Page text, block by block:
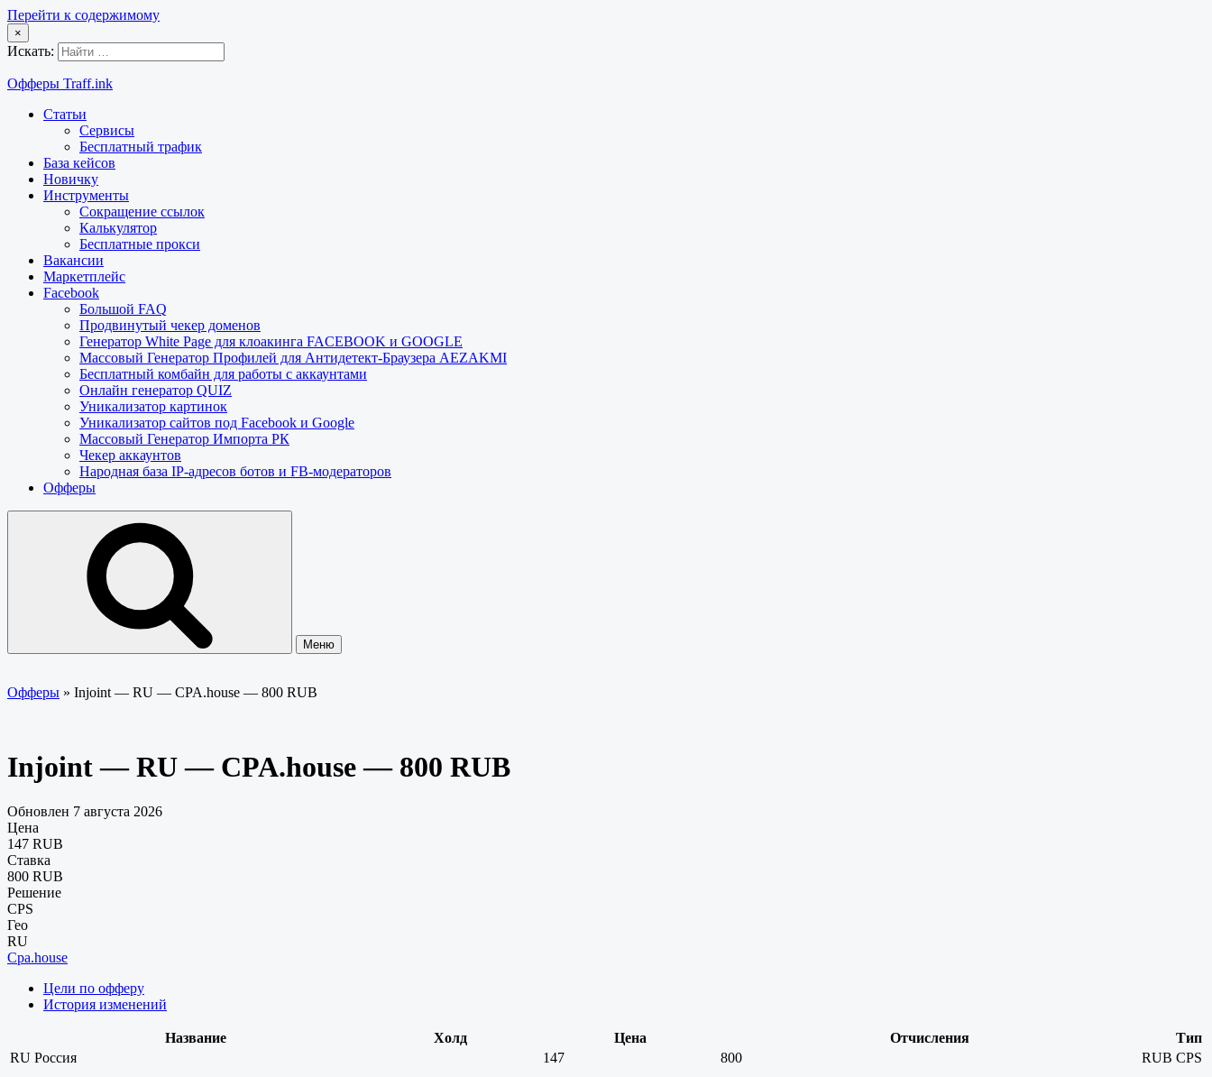
Перейти к содержимому
×
Искать:
Офферы Traff.ink
Статьи
Сервисы
Бесплатный трафик
База кейсов
Новичку
Инструменты
Сокращение ссылок
Калькулятор
Бесплатные прокси
Вакансии
Маркетплейс
Facebook
Большой FAQ
Продвинутый чекер доменов
Генератор White Page для клоакинга FACEBOOK и GOOGLE
Массовый Генератор Профилей для Антидетект-Браузера AEZAKMI
Бесплатный комбайн для работы с аккаунтами
Онлайн генератор QUIZ
Уникализатор картинок
Уникализатор сайтов под Facebook и Google
Массовый Генератор Импорта РК
Чекер аккаунтов
Народная база IP-адресов ботов и FB-модераторов
Офферы
Меню
Офферы » Injoint — RU — CPA.house — 800 RUB
Injoint — RU — CPA.house — 800 RUB
Обновлен 7 августа 2026
Цена
147 RUB
Ставка
800 RUB
Решение
CPS
Гео
RU
Cpa.house
Цели по офферу
История изменений
Название Холд Цена Отчисления
Тип
RU Россия 147 800 RUB CPS